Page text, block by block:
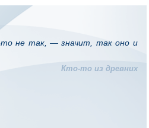
не так, — значит, так оно и
Кто-то из древних